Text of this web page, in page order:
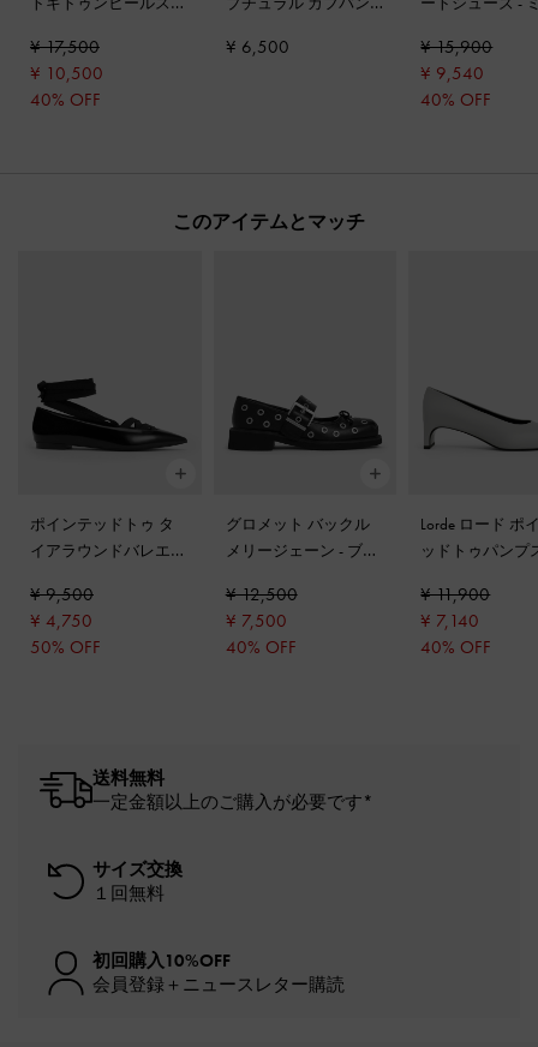
ライトグレー
¥ 17,500
¥ 10,500
40% OFF
¥ 6,500
¥ 15,900
¥ 9,540
40% OFF
このアイテムとマッチ
ポインテッドトゥ タ
イアラウンドバレエフ
クス
¥ 9,500
¥ 4,750
50% OFF
グロメット バックル
メリージェーン - ブラ
¥ 12,500
¥ 7,500
40% OFF
Lorde ロード ポ
ッドトゥパンプ
¥ 11,900
¥ 7,140
40% OFF
送料無料
一定金額以上のご購入が必要です*
サイズ交換
１回無料
初回購入10%OFF
会員登録＋ニュースレター購読